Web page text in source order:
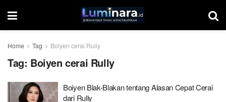
Home Tag Boiyen cerai Rully
Tag: Boiyen cerai Rully
Boiyen Blak-Blakan tentang Alasan Cepat Cerai
dari Rully